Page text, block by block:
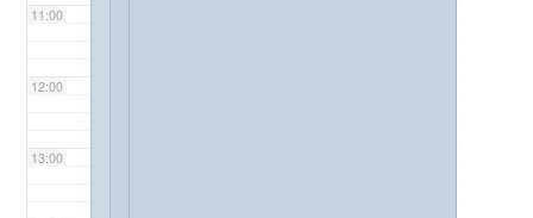
11:00
12:00
13:00